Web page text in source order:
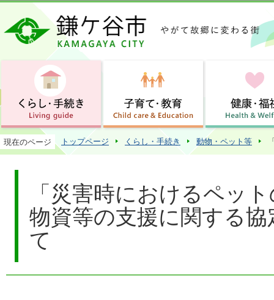
この
現在のページ トップページ くらし・手続き 動物・ペット等
「災害時におけるペッ
物資等の支援に関する
て